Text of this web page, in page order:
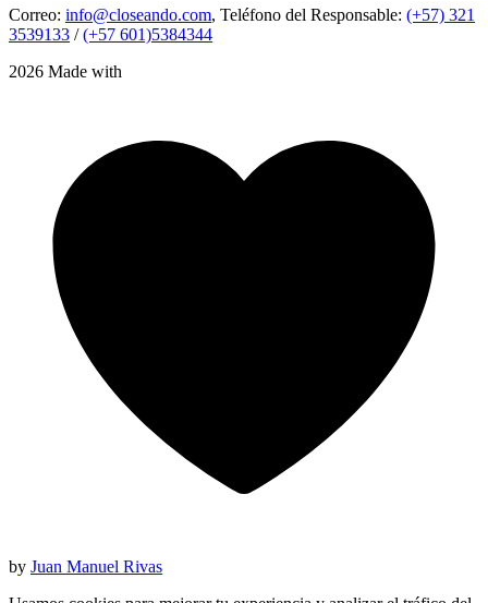
Correo: info@closeando.com, Teléfono del Responsable: (+57) 321
3539133 /(+57 601)5384344
2026 Made with
by Juan Manuel Rivas